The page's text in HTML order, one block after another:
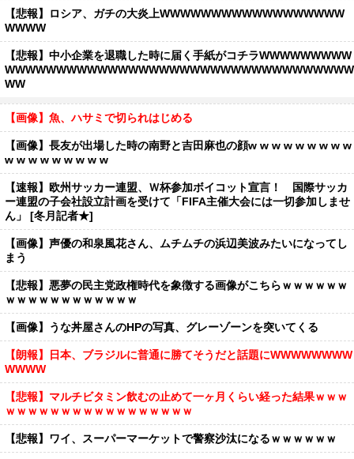
【悲報】ロシア、ガチの大炎上WWWWWWWWWWWWWWWWWW
WWWW
【悲報】中小企業を退職した時に届く手紙がコチラWWWWWWWWW
WWWWWWWWWWWWWWWWWWWWWWWWWWWWWWWWWW
WW
【画像】魚、ハサミで切られはじめる
【画像】長友が出場した時の南野と吉田麻也の顔w w w w w w w w w
w w w w w w w w w
【速報】欧州サッカー連盟、Ｗ杯参加ボイコット宣言！ 国際サッカ
ー連盟の子会社設立計画を受けて「FIFA主催大会には一切参加しませ
ん」 [冬月記者★]
【画像】声優の和泉風花さん、ムチムチの浜辺美波みたいになってし
まう
【悲報】悪夢の民主党政権時代を象徴する画像がこちらｗｗｗｗｗｗ
ｗｗｗｗｗｗｗｗｗｗｗｗ
【画像】うな丼屋さんのHPの写真、グレーゾーンを突いてくる
【朗報】日本、ブラジルに普通に勝てそうだと話題にWWWWWWWW
WWWW
【悲報】マルチビタミン飲むの止めて一ヶ月くらい経った結果ｗｗｗ
ｗｗｗｗｗｗｗｗｗｗｗｗｗｗｗｗｗ
【悲報】ワイ、スーパーマーケットで警察沙汰になるｗｗｗｗｗｗ